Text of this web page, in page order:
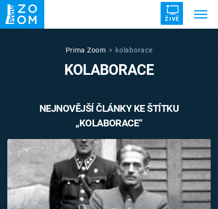
ŽIVĚ
UFO DRUHÁ SVĚTOVÁ VÁLKA
VETŘELCI DÁVNOVĚKU
Témata
Pořady
TV Program
Prima Zoom kolaborace
KOLABORACE
NEJNOVĚJŠÍ ČLÁNKY KE ŠTÍTKU
„KOLABORACE“